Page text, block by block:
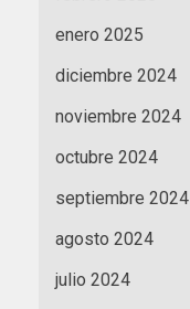
enero 2025
diciembre 2024
noviembre 2024
octubre 2024
septiembre 2024
agosto 2024
julio 2024